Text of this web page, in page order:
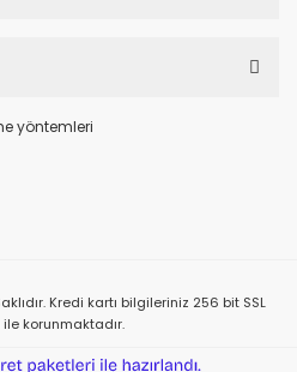
Kredi kartı bilgileriniz 256 bit SSL
korunmaktadır.
e-